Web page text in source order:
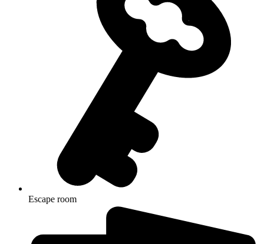
Escape room